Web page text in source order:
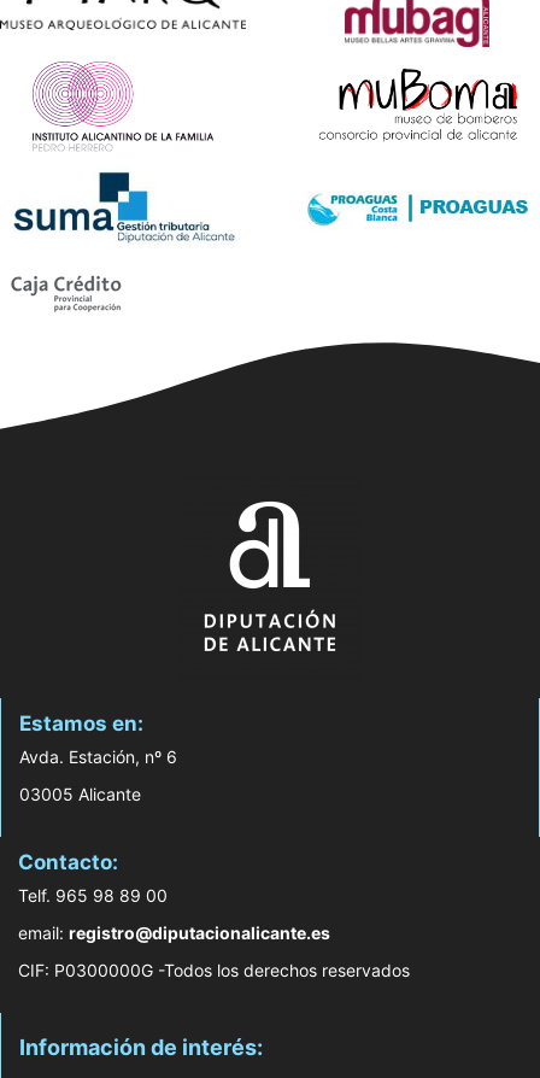
Estamos en:
Avda. Estación, nº 6
03005 Alicante
Contacto:
Telf. 965 98 89 00
email: registro@diputacionalicante.es
CIF: P0300000G -Todos los derechos reservados
Información de interés: